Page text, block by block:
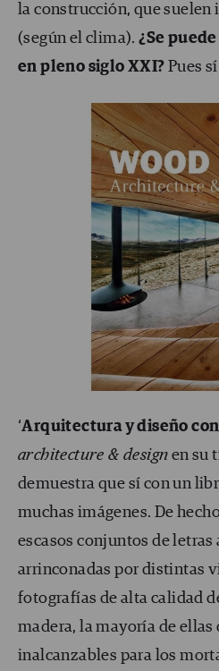
la construcción, que suelen
(según el clima).¿Se
en pleno siglo XXI? Pues
‘Arquitectura y diseño
architecture & design en su
demuestra que sí con un
muchas imágenes. De
escasos conjuntos de letras
arrinconadas por distintas
fotografías de alta calidad
madera, la mayoría de ellas
inalcanzables para los